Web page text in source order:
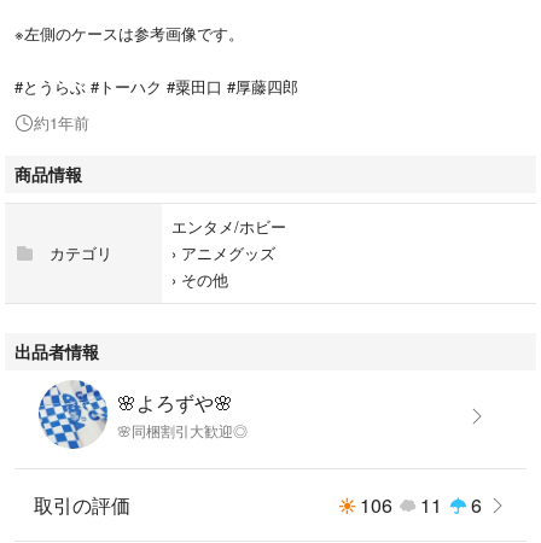
※左側のケースは参考画像です。
#とうらぶ #トーハク #粟田口 #厚藤四郎
約1年前
商品情報
カテゴリ
エンタメ/ホビー
› アニメグッズ
› その他
出品者情報
🌸よろずや🌸
🌸同梱割引大歓迎◎
取引の評価 106 11 6